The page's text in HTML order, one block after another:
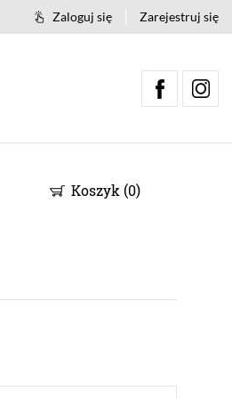
Zaloguj się Zarejestruj się
Koszyk (0)